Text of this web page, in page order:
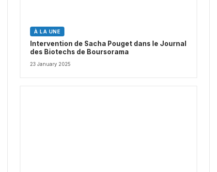
À LA UNE
Intervention de Sacha Pouget dans le Journal
des Biotechs de Boursorama
23 January 2025